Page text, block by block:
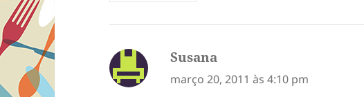
Susana
março 20, 2011 às 4:10 pm